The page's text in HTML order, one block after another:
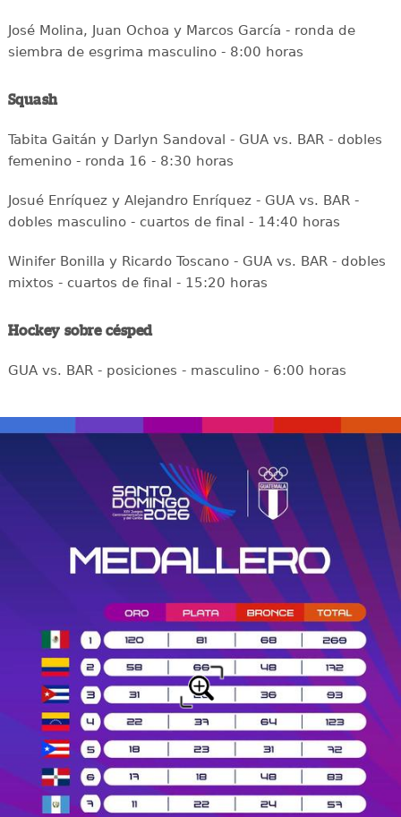
José Molina, Juan Ochoa y Marcos García - ronda de
siembra de esgrima masculino - 8:00 horas
Squash
Tabita Gaitán y Darlyn Sandoval - GUA vs. BAR - dobles
femenino - ronda 16 - 8:30 horas
Josué Enríquez y Alejandro Enríquez - GUA vs. BAR -
dobles masculino - cuartos de final - 14:40 horas
Winifer Bonilla y Ricardo Toscano - GUA vs. BAR - dobles
mixtos - cuartos de final - 15:20 horas
Hockey sobre césped
GUA vs. BAR - posiciones - masculino - 6:00 horas